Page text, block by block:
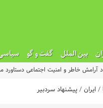
بین الملل گفت و گو
آرامش خاطر و امنیت اجتماعی
/ایران/پیشنهاد سردبیر